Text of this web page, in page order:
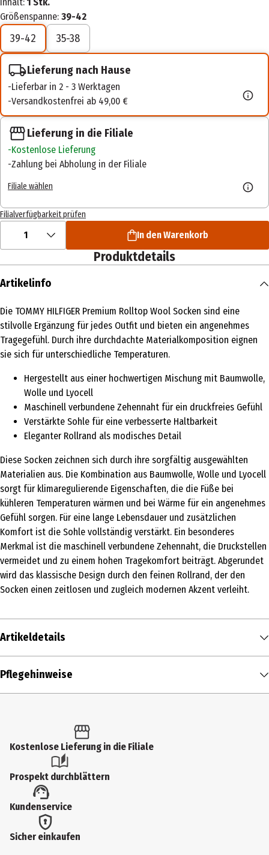
Größenspanne: 39-42
39-42 35-38
Lieferung nach Hause
Lieferbar in 2 - 3 Werktagen
Versandkostenfrei ab 49,00 €
Lieferung in die Filiale
Kostenlose Lieferung
Zahlung bei Abholung in der Filiale
Filiale wählen
Filialverfügbarkeit prüfen
1 In den Warenkorb
Produktdetails
Artikelinfo
Die TOMMY HILFIGER Premium Rolltop Wool Socken sind eine
stilvolle Ergänzung für jedes Outfit und bieten ein angenehmes
Tragegefühl. Durch ihre durchdachte Materialkomposition eignen
sie sich für unterschiedliche Temperaturen.
Hergestellt aus einer hochwertigen Mischung mit Baumwolle,
Wolle und Lyocell
Maschinell verbundene Zehennaht für ein druckfreies Gefühl
Verstärkte Sohle für eine verbesserte Haltbarkeit
Eleganter Rollrand als modisches Detail
Diese Socken zeichnen sich durch ihre sorgfältig ausgewählten
Materialien aus. Die Kombination aus Baumwolle, Wolle und Lyocell
sorgt für klimaregulierende Eigenschaften, die die Füße bei
kühleren Temperaturen wärmen und bei Wärme für ein angenehmes
Gefühl sorgen. Für eine lange Lebensdauer und zusätzlichen
Komfort ist die Sohle vollständig verstärkt. Ein besonderes
Merkmal ist die maschinell verbundene Zehennaht, die Druckstellen
vermeidet und zu einem hohen Tragekomfort beiträgt. Abgerundet
wird das klassische Design durch den feinen Rollrand, der den
Socken einen zeitlosen und zugleich modernen Akzent verleiht.
Artikeldetails
Inhalt
Größenspanne
Black
Materialdetails
Pflegehinweise
Kostenlose Lieferung in die Filiale
Prospekt durchblättern
Kundenservice
Sicher einkaufen